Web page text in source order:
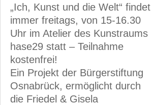
„Ich, Kunst und die Welt“ findet
immer freitags, von 15-16.30
Uhr im Atelier des Kunstraums
hase29 statt – Teilnahme
kostenfrei!
Ein Projekt der Bürgerstiftung
Osnabrück, ermöglicht durch
die Friedel & Gisela